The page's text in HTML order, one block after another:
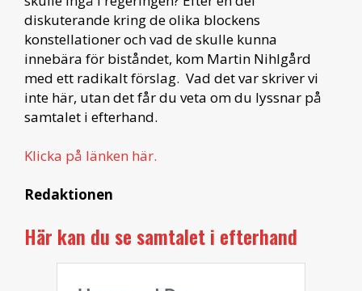
diskuterande kring de olika blockens
konstellationer och vad de skulle kunna
innebära för biståndet, kom Martin Nihlgård
med ett radikalt förslag. Vad det var skriver vi
inte här, utan det får du veta om du lyssnar på
samtalet i efterhand.
Klicka på länken här.
Redaktionen
Här kan du se samtalet i efterhand